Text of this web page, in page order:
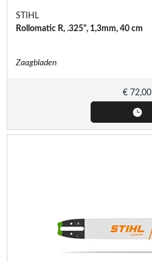
STIHL
Rollomatic R, .325", 1,3mm, 40 cm
Zaagbladen
€ 72,00